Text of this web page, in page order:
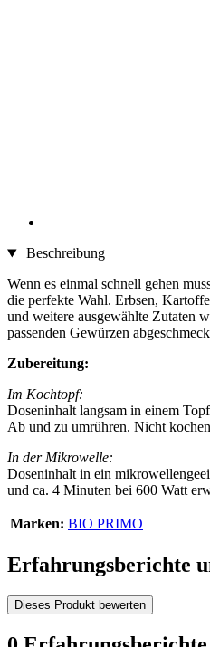
Beschreibung
Wenn es einmal schnell gehen
die perfekte Wahl. Erbsen,
und weitere ausgewählte Zutaten
passenden Gewürzen
Zubereitung:
Im Kochtopf:
Doseninhalt langsam in einem
Ab und zu umrühren. Nicht
In der Mikrowelle:
Doseninhalt in ein
und ca. 4 Minuten bei 600 Watt
Marken: BIO PRIMO
Erfahrungsberichte
Dieses Produkt bewerten